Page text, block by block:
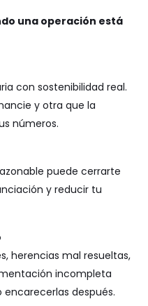
una operación está
con sostenibilidad real.
y otra que la
números.
puede cerrarte
y reducir tu
herencias mal resueltas,
incompleta
después.